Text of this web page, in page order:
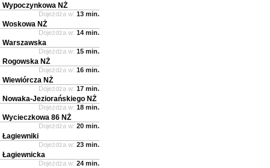
Wypoczynkowa NŻ
Dojeżdża w: 13 min.
Woskowa NŻ
Dojeżdża w: 14 min.
Warszawska
Dojeżdża w: 15 min.
Rogowska NŻ
Dojeżdża w: 16 min.
Wiewiórcza NŻ
Dojeżdża w: 17 min.
Nowaka-Jeziorańskiego NŻ
Dojeżdża w: 18 min.
Wycieczkowa 86 NŻ
Dojeżdża w: 20 min.
Łagiewniki
Dojeżdża w: 23 min.
Łagiewnicka
Dojeżdża w: 24 min.